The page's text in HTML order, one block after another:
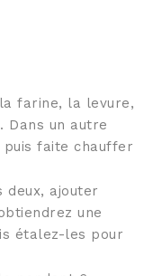
farine, la levure,
un autre
faite chauffer
deux, ajouter
une
étalez-les pour